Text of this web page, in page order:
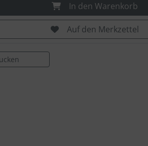
In den Warenkorb
Auf den Merkzettel